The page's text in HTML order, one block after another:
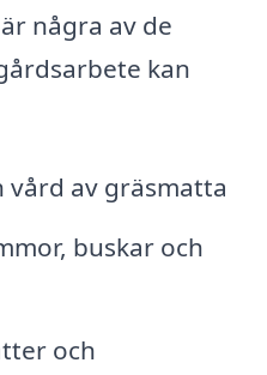
några av de
kan
vård av gräsmatta
buskar och
och